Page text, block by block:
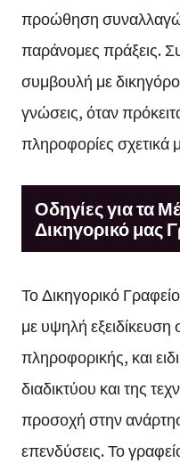
προώθηση
παράνομες πράξεις.
συμβουλή με δικηγόρο
γνώσεις, όταν
πληροφορίες σχετικά
Οδηγίες για τα
Δικηγορικό μας
Το Δικηγορικό
με υψηλή εξειδίκευση
πληροφορικής, και
διαδικτύου και της
προσοχή στην
επενδύσεις. Το